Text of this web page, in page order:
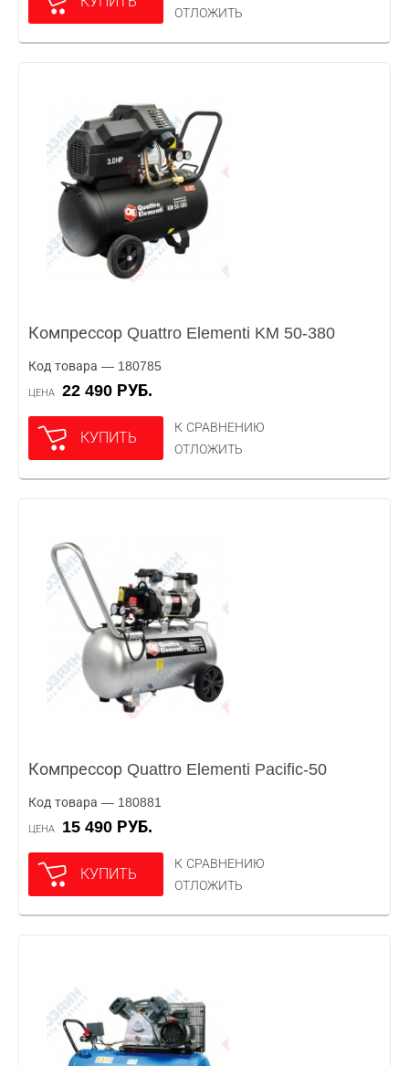
ОТЛОЖИТЬ
Компрессор Quattro Elementi KM 50-380
Код товара — 180785
ЦЕНА 22 490 РУБ.
КУПИТЬ
К СРАВНЕНИЮ
ОТЛОЖИТЬ
Компрессор Quattro Elementi Pacific-50
Код товара — 180881
ЦЕНА 15 490 РУБ.
КУПИТЬ
К СРАВНЕНИЮ
ОТЛОЖИТЬ